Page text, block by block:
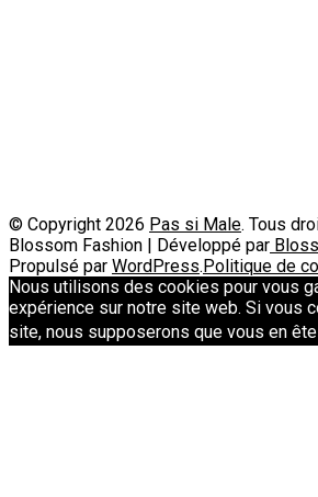
© Copyright 2026 Pas si Male. Tous
Blossom Fashion | Développé par
Propulsé par WordPress.Politique de
Nous utilisons des cookies pour vous
expérience sur notre site web. Si vous
site, nous supposerons que vous en